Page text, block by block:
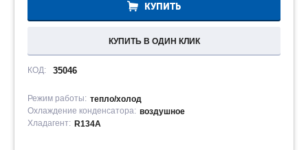
КУПИТЬ
КУПИТЬ В ОДИН КЛИК
КОД: 35046
Режим работы: тепло/холод
Охлаждение конденсатора: воздушное
Хладагент: R134A